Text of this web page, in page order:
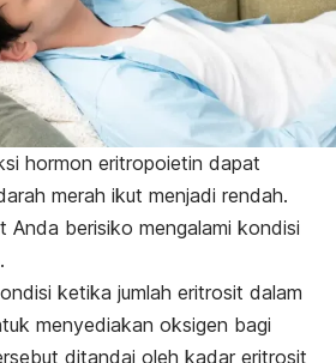
hormon eritropoietin dapat
merah ikut menjadi rendah.
Anda berisiko mengalami kondisi
ketika jumlah eritrosit dalam
menyediakan oksigen bagi
ditandai oleh kadar eritrosit